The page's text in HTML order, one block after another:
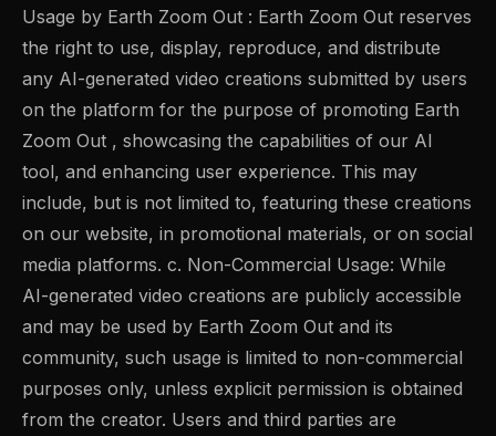
Usage by Earth Zoom Out : Earth Zoom Out reserves
the right to use, display, reproduce, and distribute
any AI-generated video creations submitted by users
on the platform for the purpose of promoting Earth
Zoom Out , showcasing the capabilities of our AI
tool, and enhancing user experience. This may
include, but is not limited to, featuring these creations
on our website, in promotional materials, or on social
media platforms. c. Non-Commercial Usage: While
AI-generated video creations are publicly accessible
and may be used by Earth Zoom Out and its
community, such usage is limited to non-commercial
purposes only, unless explicit permission is obtained
from the creator. Users and third parties are